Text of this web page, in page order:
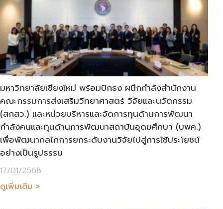
มหาวิทยาลัยเชียงใหม่ พร้อมปักธง ผนึกกำลังสำนักงาน
คณะกรรมการส่งเสริมวิทยาศาสตร์ วิจัยและนวัตกรรม
(สกสว.) และหน่วยบริหารและจัดการทุนด้านการพัฒนา
กำลังคนและทุนด้านการพัฒนาสถาบันอุดมศึกษา (บพค.)
เพื่อพัฒนากลไกการยกระดับงานวิจัยไปสู่การใช้ประโยชน์
อย่างเป็นรูปธรรม
17/01/2568
ดูเพิ่มเติม >